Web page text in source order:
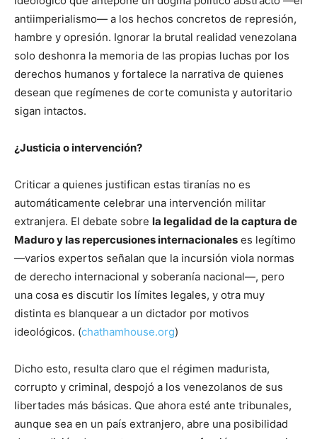
antiimperialismo— a los hechos concretos de represión,
hambre y opresión. Ignorar la brutal realidad venezolana
solo deshonra la memoria de las propias luchas por los
derechos humanos y fortalece la narrativa de quienes
desean que regímenes de corte comunista y autoritario
sigan intactos.
¿Justicia o intervención?
Criticar a quienes justifican estas tiranías no es
automáticamente celebrar una intervención militar
extranjera. El debate sobre la legalidad de la captura de
Maduro y las repercusiones internacionales es legítimo
—varios expertos señalan que la incursión viola normas
de derecho internacional y soberanía nacional—, pero
una cosa es discutir los límites legales, y otra muy
distinta es blanquear a un dictador por motivos
ideológicos. (chathamhouse.org)
Dicho esto, resulta claro que el régimen madurista,
corrupto y criminal, despojó a los venezolanos de sus
libertades más básicas. Que ahora esté ante tribunales,
aunque sea en un país extranjero, abre una posibilidad